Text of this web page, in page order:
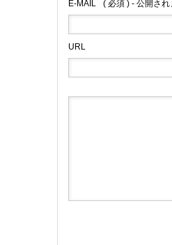
E-MAIL ( 必須 ) - 公開さ
URL